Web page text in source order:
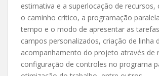
estimativa e a superlocação de recursos,
o caminho crítico, a programação
tempo e o modo de apresentar as
campos personalizados, criação de linha
acompanhamento do projeto através de
configuração de controles no programa